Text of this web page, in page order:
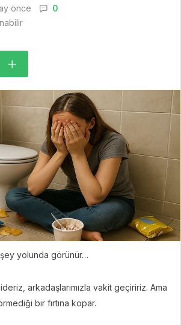
önce
0
şey yolunda görünür…
arkadaşlarımızla vakit geçiririz. Ama
bir fırtına kopar.